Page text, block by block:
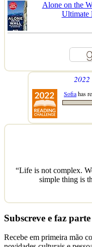
Alone on the
Ultimate
2022
Sofiahas
“Life is not complex.
simple thing is
Subscreve e faz
Recebe em primeira mão